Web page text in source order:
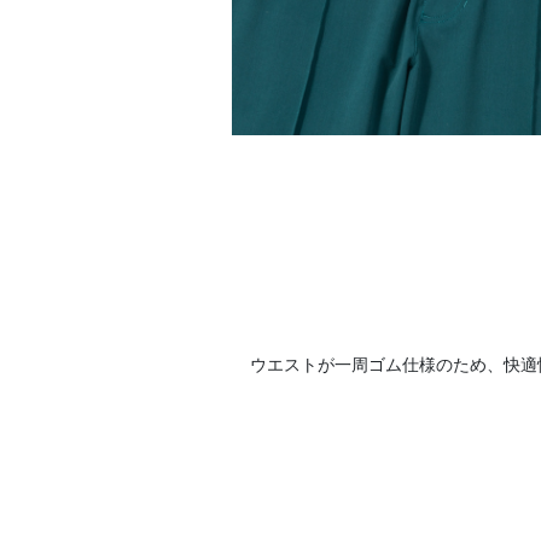
ウエストが一周ゴム仕様のため、快